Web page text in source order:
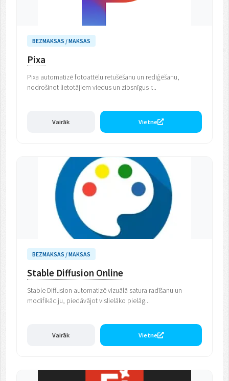
BEZMAKSAS / MAKSAS
Pixa
Pixa automatizē fotoattēlu retušēšanu un rediģēšanu,
nodrošinot lietotājiem viedus un zibsnīgus r...
Vairāk Vietne
BEZMAKSAS / MAKSAS
Stable Diffusion Online
Stable Diffusion automatizē vizuālā satura radīšanu un
modifikāciju, piedāvājot vislielāko pielāg...
Vairāk Vietne